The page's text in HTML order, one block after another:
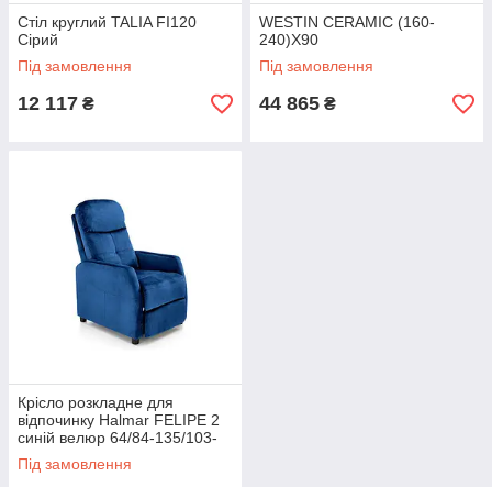
Стіл круглий TALIA FI120
Сірий
Під замовлення
12 117 ₴
WESTIN CERAMIC (160-
240)X90
Під замовлення
44 865 ₴
Крісло розкладне для
відпочинку Halmar FELIPE 2
синій велюр 64/84-135/103-
76/48 см
Під замовлення